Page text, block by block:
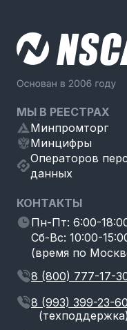
МЫ В РЕЕСТРАХ
Минпромторг
Минцифры
Операторов
данных
КОНТАКТЫ
Пн-Пт: 6:00-
Сб-Вс: 10:00-
(время по
8 (800) 777-17-
8 (993) 399-23-60
(техподдержка)